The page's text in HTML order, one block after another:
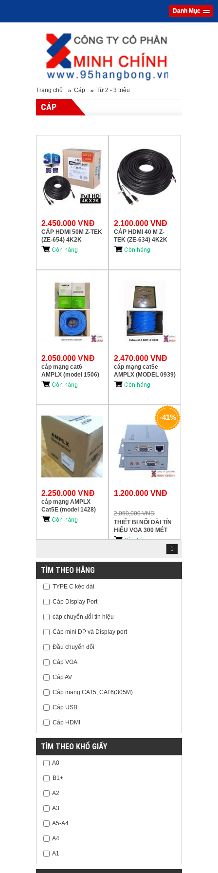
Danh Mục
Trang chủ » Cáp » Từ 2 - 3 triệu
CÁP
2.450.000 VNĐ
CÁP HDMI 50M Z-TEK
(ZE-654) 4K2K
2.100.000 VNĐ
CÁP HDMI 40 M Z-
TEK (ZE-634) 4K2K
2.050.000 VNĐ
cáp mạng cat6
AMPLX (model 1506)
305m
2.470.000 VNĐ
cáp mạng cat5e
AMPLX (MODEL 0939)
2.250.000 VNĐ
cáp mạng AMPLX
Cat5E (model 1428)
305m
1.200.000 VNĐ
2,050,000 VND
-41%
THIẾT BỊ NỐI DÀI TÍN
HiỆU VGA 300 MÉT
(DT-7020B) chuẩn ,giá
1
TÌM THEO HÃNG
TYPE C kéo dài
Cáp Display Port
cáp chuyển đổi tín hiệu
Cáp mini DP và Display port
Đầu chuyển đổi
Cáp VGA
Cáp AV
Cáp mạng CAT5, CAT6(305M)
Cáp USB
Cáp HDMI
TÌM THEO KHỔ GIẤY
A0
B1+
A2
A3
A5-A4
A4
A1